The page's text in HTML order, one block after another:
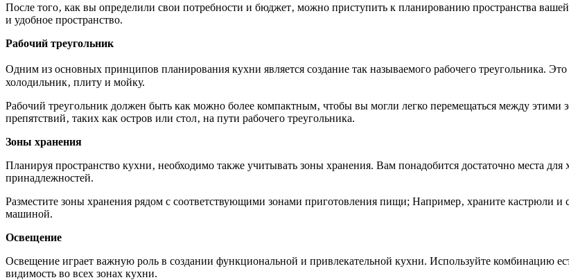
После того‚ как вы определили свои потребности и бюджет‚ можно приступить к планированию пространства
и удобное пространство.
Рабочий треугольник
Одним из основных принципов планирования кухни является создание так называемого рабочего треугольника.
холодильник‚ плиту и мойку.
Рабочий треугольник должен быть как можно более компактным‚ чтобы вы могли легко перемещаться между
препятствий‚ таких как остров или стол‚ на пути рабочего треугольника.
Зоны хранения
Планируя пространство кухни‚ необходимо также учитывать зоны хранения. Вам понадобится достаточно места
принадлежностей.
Разместите зоны хранения рядом с соответствующими зонами приготовления пищи; Например‚ храните кастрюли
машиной.
Освещение
Освещение играет важную роль в создании функциональной и привлекательной кухни. Используйте комбинацию
видимость во всех зонах кухни.